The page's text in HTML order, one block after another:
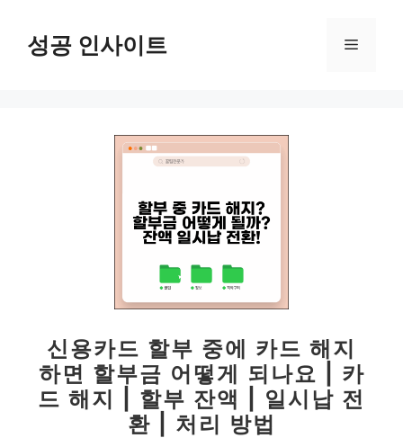
성공 인사이트 메
신용카드 할부 중에 카드 해지
하면 할부금 어떻게 되나요 | 카
드 해지 | 할부 잔액 | 일시납 전
환 | 처리 방법